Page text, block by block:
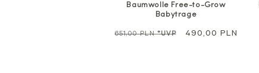
Baumwolle Free-to-Grow
Babytrage
Regulärer
651,00 PLN*UVP Sale
490,00 PLN